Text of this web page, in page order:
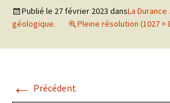
Publié le 27 février 2023 dansLa
géologique.
Pleine résolution (1027 ×
← Précédent